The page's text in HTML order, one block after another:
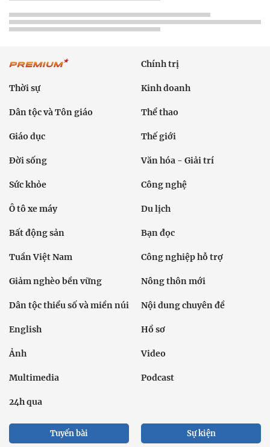
Chính trị
Thời sự Kinh doanh
Dân tộc và Tôn giáo Thể thao
Giáo dục Thế giới
Đời sống Văn hóa - Giải trí
Sức khỏe Công nghệ
Ô tô xe máy Du lịch
Bất động sản Bạn đọc
Tuần Việt Nam Công nghiệp hỗ trợ
Giảm nghèo bền vững Nông thôn mới
Dân tộc thiểu số và miền núi Nội dung chuyên đề
English Hồ sơ
Ảnh Video
Multimedia Podcast
24h qua
Tuyến bài Sự kiện